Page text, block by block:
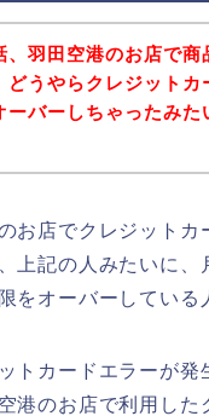
、羽田空港のお店で商
どうやらクレジットカ
ーバーしちゃったみた
お店でクレジットカ
上記の人みたいに、
をオーバーしている
トカードエラーが発
港のお店で利用した